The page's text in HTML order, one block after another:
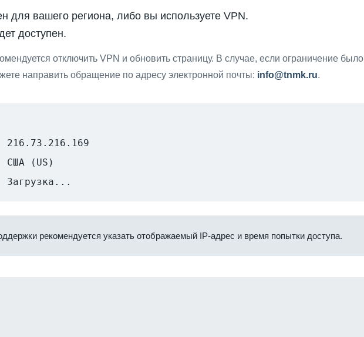
для вашего региона, либо вы используете VPN.
доступен.
отключить VPN и обновить страницу. В случае, если ограничение было
направить обращение по адресу электронной почты: info@tnmk.ru.
216.73.216.169
США (US)
Загрузка...
рекомендуется указать отображаемый IP-адрес и время попытки доступа.